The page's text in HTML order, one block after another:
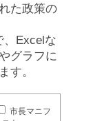
た政策の
、Excelな
グラフに
す。
市長マニフ